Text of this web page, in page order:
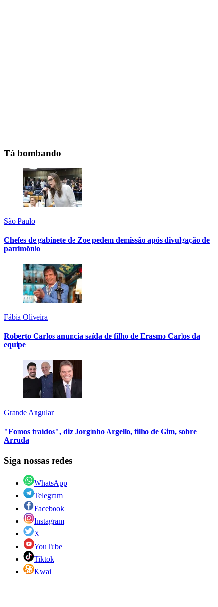
Tá bombando
São Paulo
Chefes de gabinete de Zoe pedem demissão após divulgação de
patrimônio
Fábia Oliveira
Roberto Carlos anuncia saída de filho de Erasmo Carlos da
equipe
Grande Angular
"Fomos traídos", diz Jorginho Argello, filho de Gim, sobre
Arruda
Siga nossas redes
WhatsApp
Telegram
Facebook
Instagram
X
YouTube
Tiktok
Kwai